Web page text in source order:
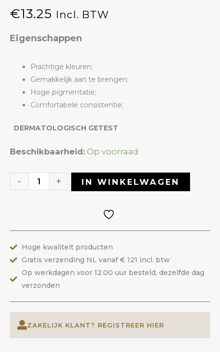
€13.25 Incl. BTW
Eigenschappen
Prachtige kleuren;
Gemakkelijk aan te brengen;
Hoge pigmentatie;
Comfortabele consistentie;
DERMATOLOGISCH GETEST
Beschikbaarheid: Op voorraad
-
Gelpolish
Pastel
+ IN WINKELWAGEN
Hoge kwaliteit producten
Gratis verzending NL vanaf € 121 incl. btw
Op werkdagen voor 12.00 uur besteld, dezelfde dag
verzonden
ZAKELIJK KLANT? REGISTREER HIER